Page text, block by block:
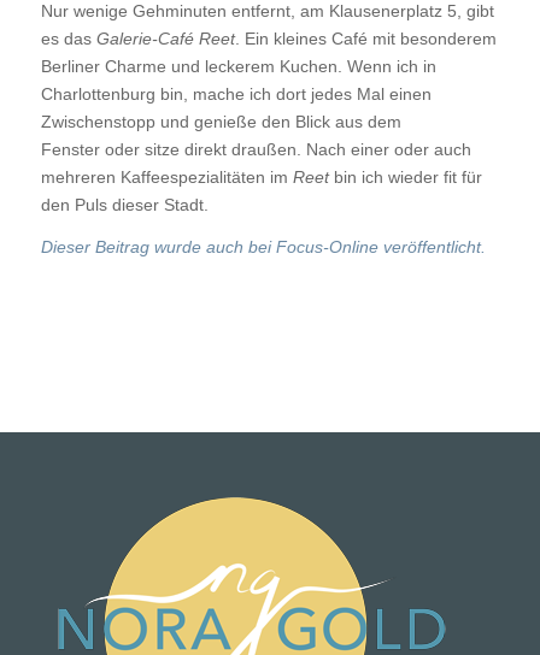
Nur wenige Gehminuten entfernt, am Klausenerplatz 5, gibt
es das Galerie-Café Reet. Ein kleines Café mit besonderem
Berliner Charme und leckerem Kuchen. Wenn ich in
Charlottenburg bin, mache ich dort jedes Mal einen
Zwischenstopp und genieße den Blick aus dem
Fenster oder sitze direkt draußen. Nach einer oder auch
mehreren Kaffeespezialitäten im Reetbin ich wieder fit für
den Puls dieser Stadt.
Dieser Beitrag wurde auch bei Focus-Online veröffentlicht.